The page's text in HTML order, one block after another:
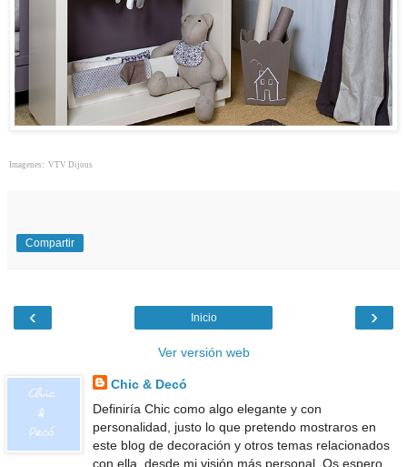
Imagenes: VTV Dijous
Compartir
‹ ›
Inicio
Ver versión web
Chic & Decó
Definiría Chic como algo elegante y con
personalidad, justo lo que pretendo mostraros en
este blog de decoración y otros temas relacionados
con ella, desde mi visión más personal. Os espero